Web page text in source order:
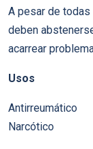
A pesar de
deben
acarrear
Usos
Antirreumático
Narcótico